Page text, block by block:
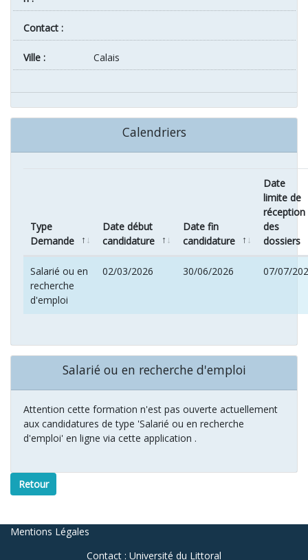
Contact :
ville : Calais
Calendriers
Type
Demande
Date début
candidature
Date fin
candidature
Date
limite de
réception
des
dossiers
Salarié ou en
recherche
d'emploi
02/03/2026 30/06/2026 07/07/
Salarié ou en recherche d'emploi
Attention cette formation n'est pas ouverte actuellement
aux candidatures de type 'Salarié ou en recherche
d'emploi' en ligne via cette application .
Retour
Mentions Légales
Contact : Université du Littoral